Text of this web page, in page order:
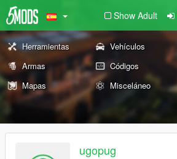
Show Adult
Herramientas Vehículos
Armas
Códigos
Mapas
Misceláneo
ugopug